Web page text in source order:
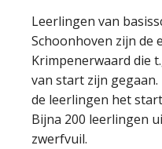
Leerlingen van
Schoonhoven zijn de
Krimpenerwaard die
van start zijn
de leerlingen het
Bijna 200 leerlingen
zwerfvuil.